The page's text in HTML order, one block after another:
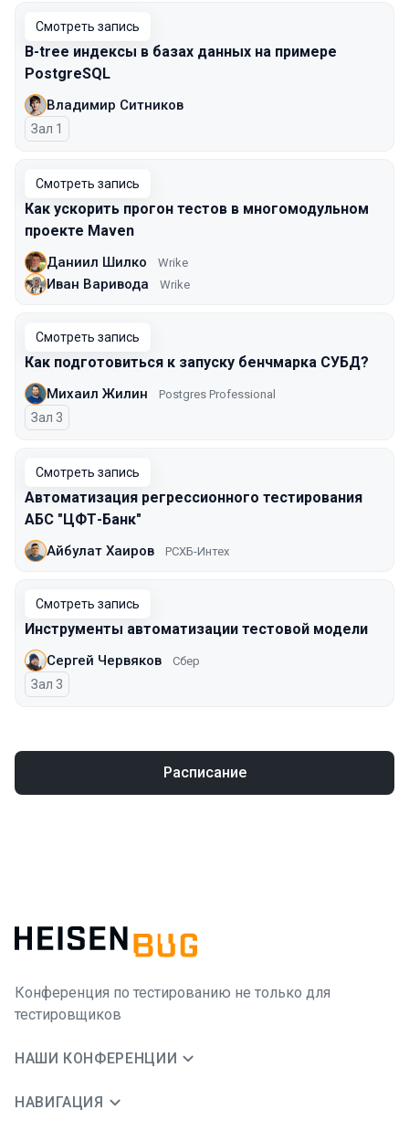
Смотреть запись
B-tree индексы в базах данных на примере
PostgreSQL
Владимир Ситников
Зал 1
Смотреть запись
Как ускорить прогон тестов в многомодульном
проекте Maven
Даниил Шилко Wrike
Иван Варивода Wrike
Смотреть запись
Как подготовиться к запуску бенчмарка СУБД?
Михаил Жилин Postgres Professional
Зал 3
Смотреть запись
Автоматизация регрессионного тестирования
АБС "ЦФТ-Банк"
Айбулат Хаиров РСХБ-Интех
Смотреть запись
Инструменты автоматизации тестовой модели
Сергей Червяков Сбер
Зал 3
Расписание
Конференция по тестированию не только для
тестировщиков
НАШИ КОНФЕРЕНЦИИ
НАВИГАЦИЯ